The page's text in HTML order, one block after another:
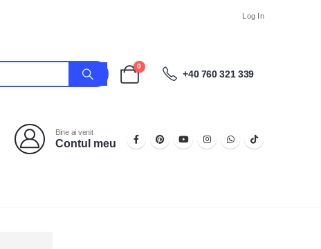
Log In
0
+40 760 321 339
Bine ai venit
Contul meu